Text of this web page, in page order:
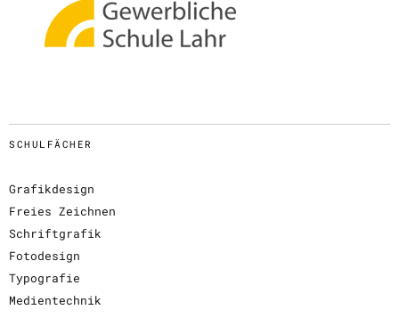
SCHULFÄCHER
Grafikdesign
Freies Zeichnen
Schriftgrafik
Fotodesign
Typografie
Medientechnik